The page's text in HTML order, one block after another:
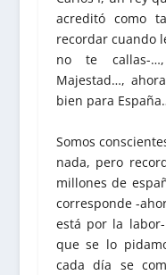
acreditó como
recordar cuando
no te callas-
Majestad…,
bien para
Somos
nada, pero
millones de
corresponde -
está por la
que se lo
cada día se